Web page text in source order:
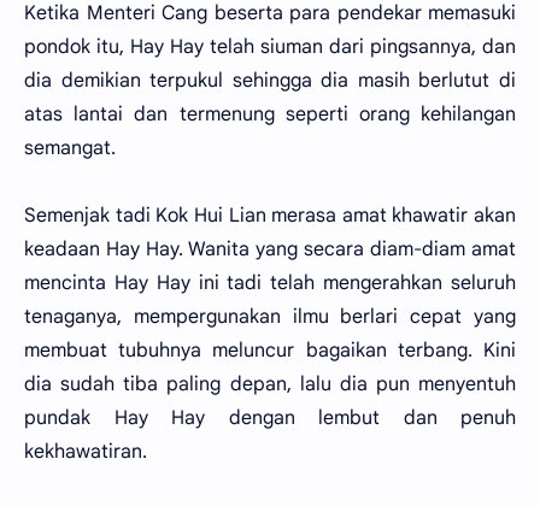
Ketika Menteri Cang beserta para pendekar memasuki
pondok itu, Hay Hay telah siuman dari pingsannya, dan
dia demikian terpukul sehingga dia masih berlutut di
atas lantai dan termenung seperti orang kehilangan
semangat.
Semenjak tadi Kok Hui Lian merasa amat khawatir akan
keadaan Hay Hay. Wanita yang secara diam-diam amat
mencinta Hay Hay ini tadi telah mengerahkan seluruh
tenaganya, mempergunakan ilmu berlari cepat yang
membuat tubuhnya meluncur bagaikan terbang. Kini
dia sudah tiba paling depan, lalu dia pun menyentuh
pundak Hay Hay dengan lembut dan penuh
kekhawatiran.